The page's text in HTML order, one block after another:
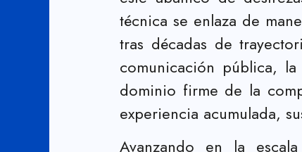
técnica se enlaza de
tras décadas de
comunicación pública,
dominio firme de la
experiencia acumulada,
Avanzando en la